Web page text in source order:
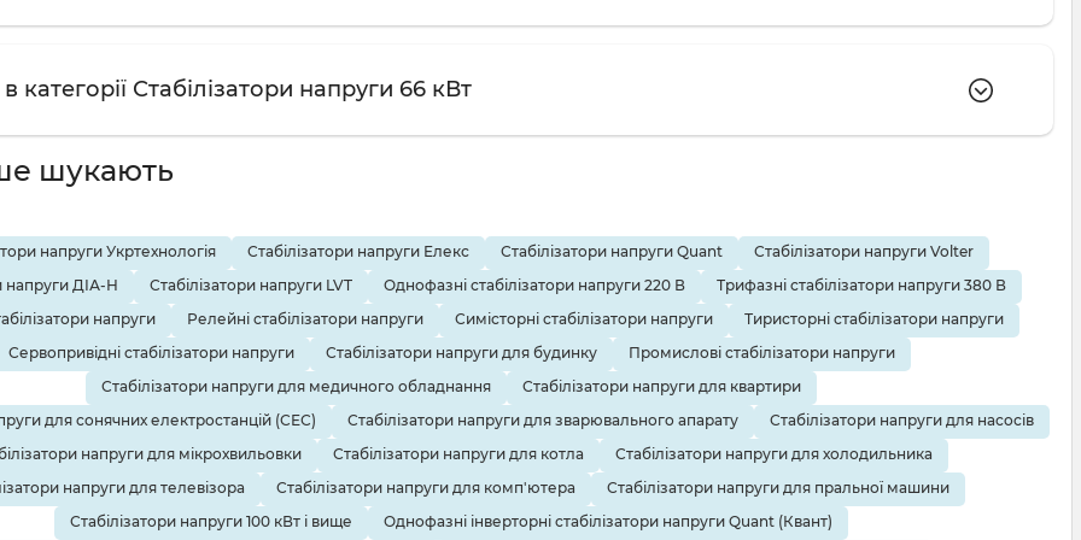
стабілізаторів
представлений широкий асортимент моделей з можливістю доставки по всій Україні. Ви можете купити
квартири, котла, холодильника, телевізора.
потужності та фазності.
брендів LVT, Елекс, Volter Quant, Укртехнологія та інших українських виробників.
форми оплати, включно зОплатою частинами.
категорії Стабілізатори напруги 66 кВт
шукають
напруги Укртехнологія Стабілізатори напруги Елекс Стабілізатори напруги Quant
Стабілізатори напруги Volter
напруги ДІА-Н
Стабілізатори напруги LVT Однофазні стабілізатори напруги 220 В
Трифазні стабілізатори напруги 380 В
напруги
Релейні стабілізатори напруги Симісторні стабілізатори напруги
Тиристорні стабілізатори напруги
Сервопривідні стабілізатори напруги
Стабілізатори напруги для будинку
Промислові стабілізатори напруги
Стабілізатори напруги для медичного обладнання
Стабілізатори напруги для квартири
для сонячних електростанцій (СЕС)
Стабілізатори напруги для зварювального апарату
Стабілізатори напруги для насосів
напруги для мікрохвильовки
Стабілізатори напруги для котла
Стабілізатори напруги для холодильника
напруги для телевізора
Стабілізатори напруги для комп'ютера
Стабілізатори напруги для пральної машини
Стабілізатори напруги 100 кВт і вище
Однофазні інверторні стабілізатори напруги Quant (Квант)